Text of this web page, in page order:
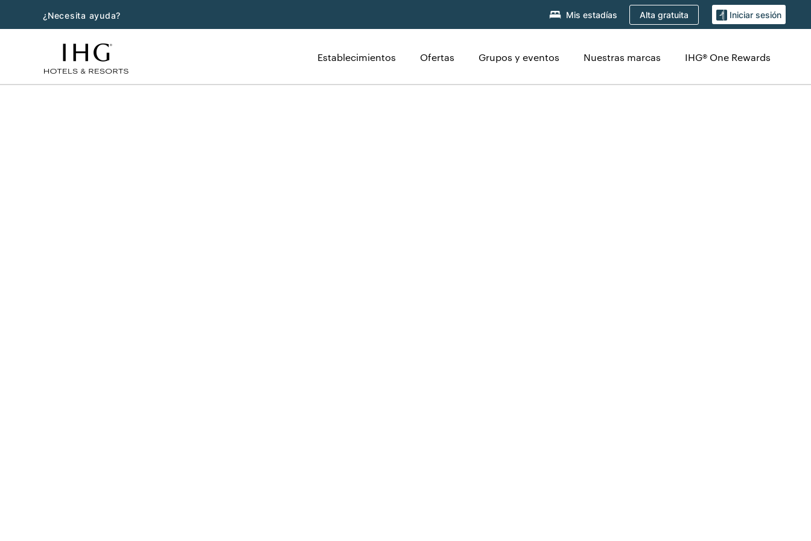
¿Necesita ayuda? Mis estadías Alta gratuita Iniciar sesión
Establecimientos Ofertas Grupos y eventos Nuestras marcas IHG® One Rewards